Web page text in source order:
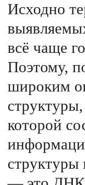
Исходно
всё чаще
Поэтому,
широким
которой